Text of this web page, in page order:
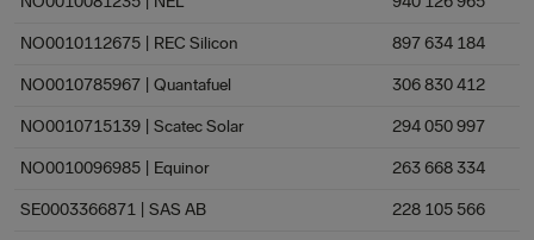
NO0010112675 | REC Silicon 897 634 184
NO0010785967 | Quantafuel 306 830 412
NO0010715139 | Scatec Solar 294 050 997
NO0010096985 | Equinor 263 668 334
SE0003366871 | SAS AB 228 105 566